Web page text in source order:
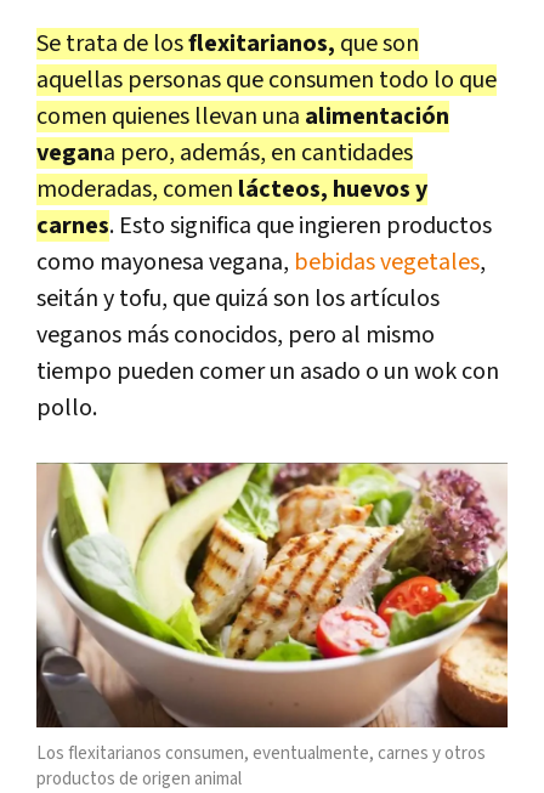
Se trata de losflexitarianos, que son
aquellas personas que consumen todo lo que
comen quienes llevan una alimentación
vegana pero, además, en cantidades
moderadas, comen lácteos, huevos y
carnes. Esto significa que ingieren productos
como mayonesa vegana, bebidas vegetales,
seitán y tofu, que quizá son los artículos
veganos más conocidos, pero al mismo
tiempo pueden comer un asado o un wok con
pollo.
Los flexitarianos consumen, eventualmente, carnes y otros
productos de origen animal